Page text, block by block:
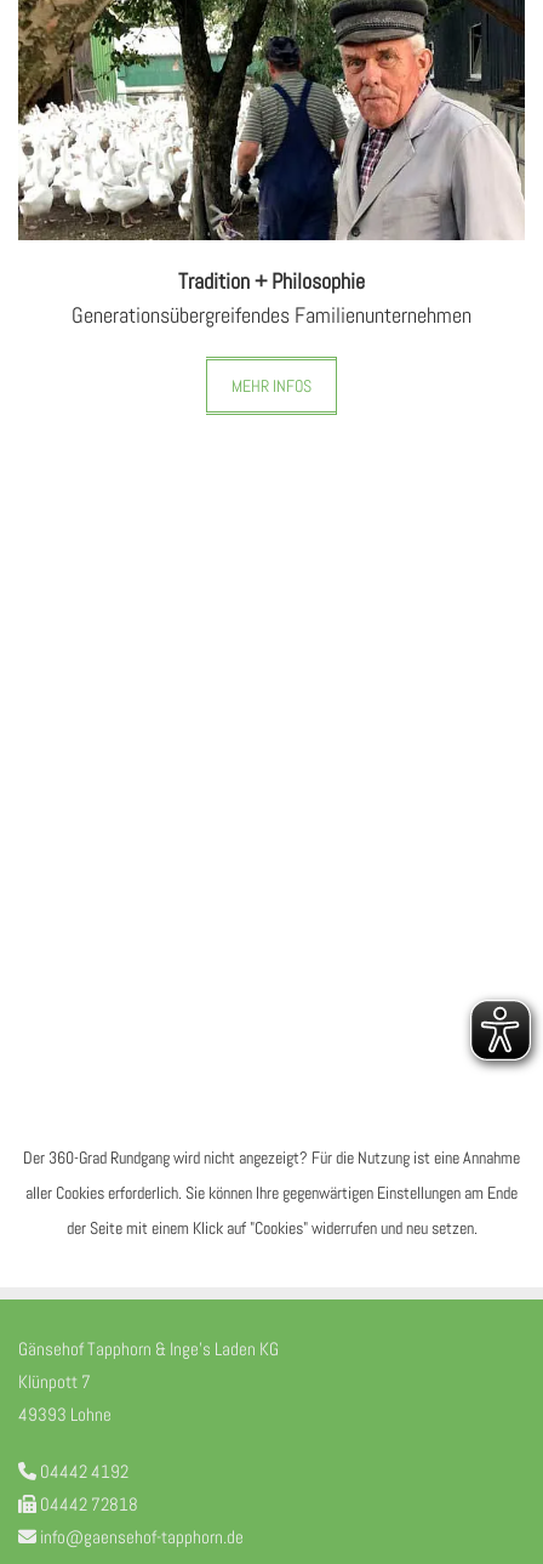
Tradition + Philosophie
Ge­ne­ra­ti­ons­über­grei­fen­des Fa­mi­li­en­un­tern­eh­men
MEHR INFOS
Der 360-Grad Rundgang wird nicht angezeigt? Für die Nutzung ist eine Annahme
aller Cookies erforderlich. Sie können Ihre gegenwärtigen Einstellungen am Ende
der Seite mit einem Klick auf "Cookies" widerrufen und neu setzen.
Gänsehof Tapphorn & Inge's Laden KG
Klünpott 7
49393 Lohne
 04442 4192
 04442 72818
 info@gaensehof-tapphorn.de